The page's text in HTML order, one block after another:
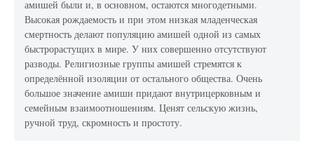
амишей были и, в основном, остаются многодетными.
Высокая рождаемость и при этом низкая младенческая
смертность делают популяцию амишей одной из самых
быстрорастущих в мире. У них совершенно отсутствуют
разводы. Религиозные группы амишей стремятся к
определённой изоляции от остального общества. Очень
большое значение амиши придают внутрицерковным и
семейным взаимоотношениям. Ценят сельскую жизнь,
ручной труд, скромность и простоту.